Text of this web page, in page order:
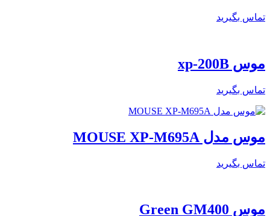
تماس بگیرید
موس xp-200B
تماس بگیرید
موس مدل MOUSE XP-M695A
تماس بگیرید
موس Green GM400